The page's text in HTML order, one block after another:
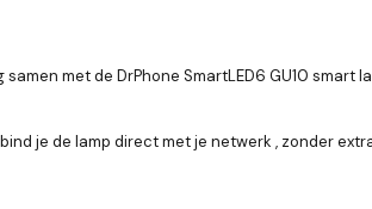
met de DrPhone SmartLED6 GU10
je de lamp direct met je netwerk , zonder